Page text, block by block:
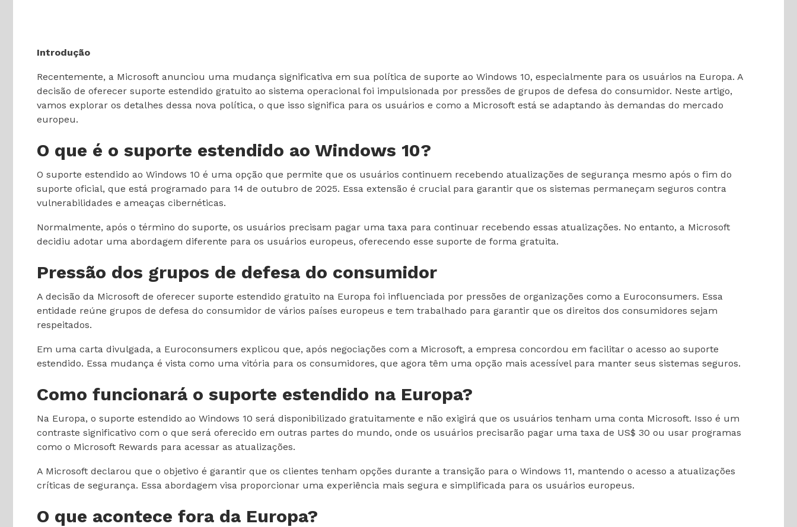
Introdução
Recentemente, a Microsoft anunciou uma mudança significativa em sua política de suporte ao Windows 10, especialmente para os usuários na Europa. A
decisão de oferecer suporte estendido gratuito ao sistema operacional foi impulsionada por pressões de grupos de defesa do consumidor. Neste artigo,
vamos explorar os detalhes dessa nova política, o que isso significa para os usuários e como a Microsoft está se adaptando às demandas do mercado
europeu.
O que é o suporte estendido ao Windows 10?
O suporte estendido ao Windows 10 é uma opção que permite que os usuários continuem recebendo atualizações de segurança mesmo após o fim do
suporte oficial, que está programado para 14 de outubro de 2025. Essa extensão é crucial para garantir que os sistemas permaneçam seguros contra
vulnerabilidades e ameaças cibernéticas.
Normalmente, após o término do suporte, os usuários precisam pagar uma taxa para continuar recebendo essas atualizações. No entanto, a Microsoft
decidiu adotar uma abordagem diferente para os usuários europeus, oferecendo esse suporte de forma gratuita.
Pressão dos grupos de defesa do consumidor
A decisão da Microsoft de oferecer suporte estendido gratuito na Europa foi influenciada por pressões de organizações como a Euroconsumers. Essa
entidade reúne grupos de defesa do consumidor de vários países europeus e tem trabalhado para garantir que os direitos dos consumidores sejam
respeitados.
Em uma carta divulgada, a Euroconsumers explicou que, após negociações com a Microsoft, a empresa concordou em facilitar o acesso ao suporte
estendido. Essa mudança é vista como uma vitória para os consumidores, que agora têm uma opção mais acessível para manter seus sistemas seguros.
Como funcionará o suporte estendido na Europa?
Na Europa, o suporte estendido ao Windows 10 será disponibilizado gratuitamente e não exigirá que os usuários tenham uma conta Microsoft. Isso é um
contraste significativo com o que será oferecido em outras partes do mundo, onde os usuários precisarão pagar uma taxa de US$ 30 ou usar programas
como o Microsoft Rewards para acessar as atualizações.
A Microsoft declarou que o objetivo é garantir que os clientes tenham opções durante a transição para o Windows 11, mantendo o acesso a atualizações
críticas de segurança. Essa abordagem visa proporcionar uma experiência mais segura e simplificada para os usuários europeus.
O que acontece fora da Europa?